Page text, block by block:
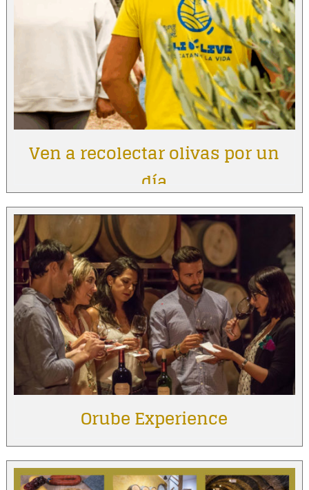
Ven a recolectar olivas por un
día
Orube Experience